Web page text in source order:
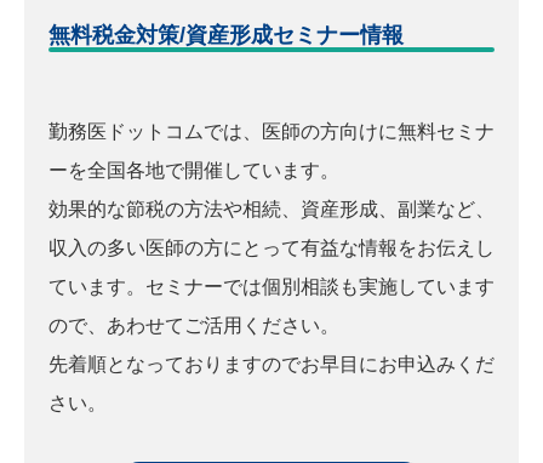
無料税金対策/資産形成セミナー情報
勤務医ドットコムでは、医師の方向けに無料セミナ
ーを全国各地で開催しています。
効果的な節税の方法や相続、資産形成、副業など、
収入の多い医師の方にとって有益な情報をお伝えし
ています。セミナーでは個別相談も実施しています
ので、あわせてご活用ください。
先着順となっておりますのでお早目にお申込みくだ
さい。